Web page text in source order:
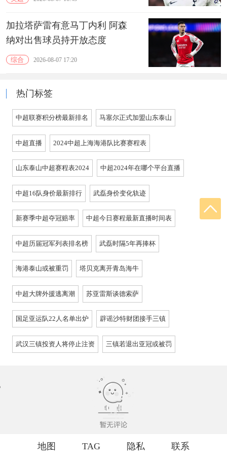
加拉塔萨雷有意马丁内利 阿森
纳对出售球员持开放态度
综合 2026-08-07 17:20
热门标签
中超联赛积分榜最新排名 马塞尔正式加盟山东泰山
中超直播 2024中超上海海港队比赛赛程表
山东泰山中超赛程表2024 中超2024年在哪个平台直播
中超16队身价最新排行 武磊身价变化轨迹
新赛季中超夺冠赔率 中超今日赛程最新直播时间表
中超历届冠军列表排名榜 武磊时隔5年再捧杯
海港泰山或被重罚 塔贝克离开青岛海牛
中超大牌外援逃离潮 苏亚雷斯谈德索萨
国足亚运队22人名单出炉 辟谣沙特财团接手三镇
武汉三镇投资人将停止注资 三镇若退出亚冠或被罚
地图 TAG 隐私 联系